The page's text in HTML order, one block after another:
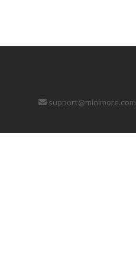
support@minimore.com